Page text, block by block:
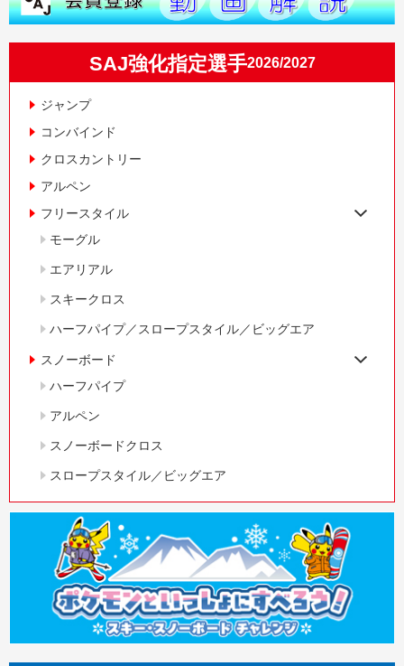
SAJ強化指定選手2026/2027
ジャンプ
コンバインド
クロスカントリー
アルペン
フリースタイル
モーグル
エアリアル
スキークロス
ハーフパイプ／スロープスタイル／ビッグエア
スノーボード
ハーフパイプ
アルペン
スノーボードクロス
スロープスタイル／ビッグエア